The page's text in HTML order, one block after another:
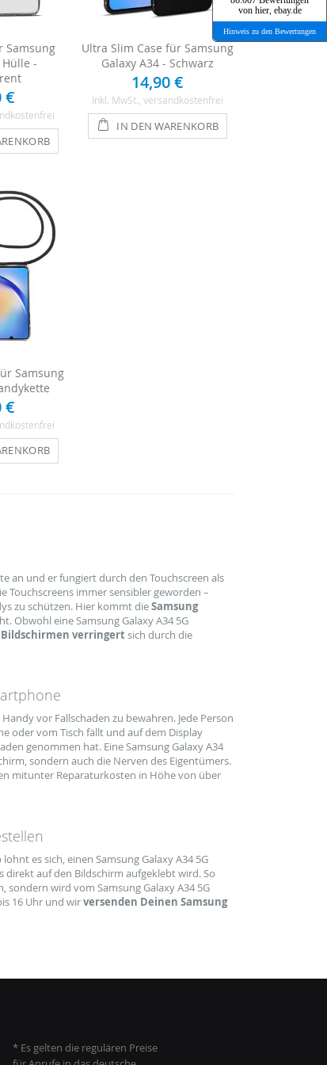
Samsung
Hülle -
€
Ultra Slim Case für Samsung
Galaxy A34 - Schwarz
14,90 €
Inkl. MwSt., versandkostenfrei
IN DEN WARENKORB
Samsung
€
an und er fungiert durch den Touchscreen als
immer sensibler geworden –
zu schützen. Hier kommt dieSamsung
Obwohl eine Samsung Galaxy A34 5G
Bildschirmen verringertsich durch die
vor Fallschaden zu bewahren. Jede Person
oder vom Tisch fällt und auf dem Display
genommen hat. Eine Samsung Galaxy A34
sondern auch die Nerven des Eigentümers.
mitunter Reparaturkosten in Höhe von über
lohnt es sich, einen Samsung Galaxy A34 5G
direkt auf den Bildschirm aufgeklebt wird. So
sondern wird vom Samsung Galaxy A34 5G
16 Uhr und wirversenden Deinen Samsung
* Es gelten die regulären Preise
von hier, ebay.de
Hinweis zu den Bewertungen